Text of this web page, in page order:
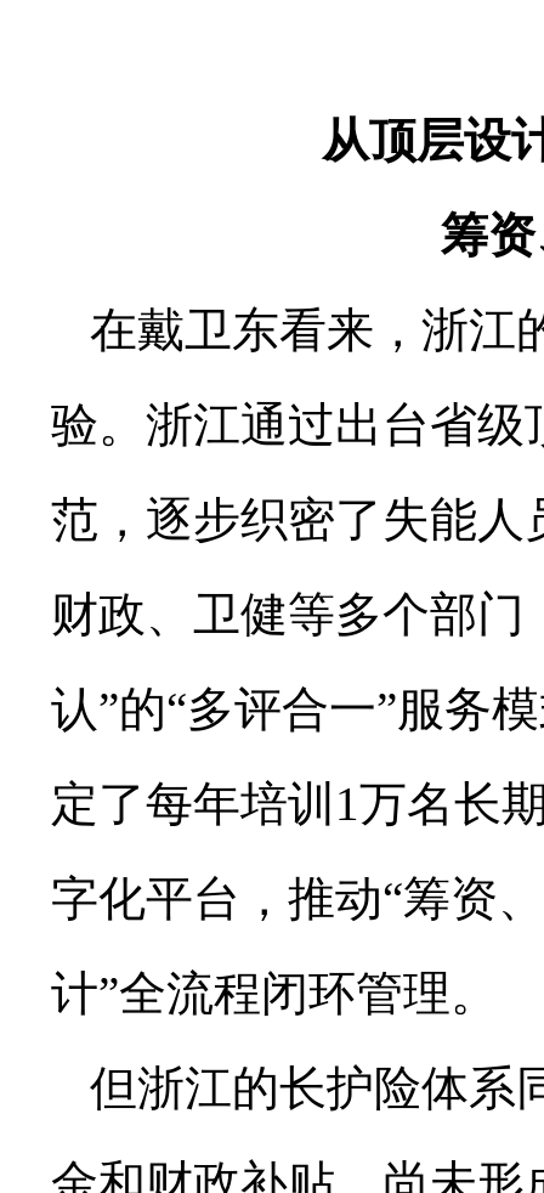
从顶层设
筹
在戴卫东看来，浙江
验。浙江通过出台省
范，逐步织密了失能人
财政、卫健等多个部
认”的“多评合一”服务
定了每年培训1万名长
字化平台，推动“筹资
计”全流程闭环管理。
但浙江的长护险体系